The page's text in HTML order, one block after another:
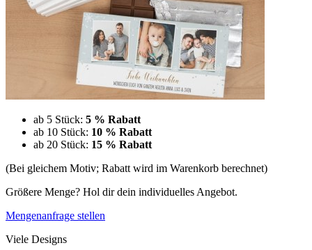
ab 5 Stück: 5 % Rabatt
ab 10 Stück: 10 % Rabatt
ab 20 Stück: 15 % Rabatt
(Bei gleichem Motiv; Rabatt wird im Warenkorb berechnet)
Größere Menge? Hol dir dein individuelles Angebot.
Mengenanfrage stellen
Viele Designs